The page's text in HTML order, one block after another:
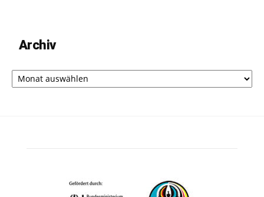
Archiv
Archiv